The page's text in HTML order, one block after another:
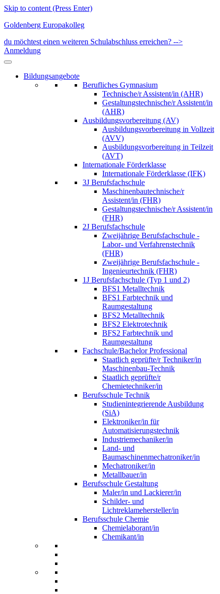
Skip to content (Press Enter)
Goldenberg Europakolleg
du möchtest einen weiteren Schulabschluss erreichen? -->
Anmeldung
Bildungsangebote
Berufliches Gymnasium
Technische/r Assistent/in (AHR)
Gestaltungstechnische/r Assistent/in
(AHR)
Ausbildungsvorbereitung (AV)
Ausbildungsvorbereitung in Vollzeit
(AVV)
Ausbildungsvorbereitung in Teilzeit
(AVT)
Internationale Förderklasse
Internationale Förderklasse (IFK)
3J Berufsfachschule
Maschinenbautechnische/r
Assistent/in (FHR)
Gestaltungstechnische/r Assistent/in
(FHR)
2J Berufsfachschule
Zweijährige Berufsfachschule -
Labor- und Verfahrenstechnik
(FHR)
Zweijährige Berufsfachschule -
Ingenieurtechnik (FHR)
1J Berufsfachschule (Typ 1 und 2)
BFS1 Metalltechnik
BFS1 Farbtechnik und
Raumgestaltung
BFS2 Metalltechnik
BFS2 Elektrotechnik
BFS2 Farbtechnik und
Raumgestaltung
Fachschule/Bachelor Professional
Staatlich geprüfte/r Techniker/in
Maschinenbau-Technik
Staatlich geprüfte/r
Chemietechniker/in
Berufsschule Technik
Studienintegrierende Ausbildung
(SiA)
Elektroniker/in für
Automatisierungstechnik
Industriemechaniker/in
Land- und
Baumaschinenmechatroniker/in
Mechatroniker/in
Metallbauer/in
Berufsschule Gestaltung
Maler/in und Lackierer/in
Schilder- und
Lichtreklamehersteller/in
Berufsschule Chemie
Chemielaborant/in
Chemikant/in